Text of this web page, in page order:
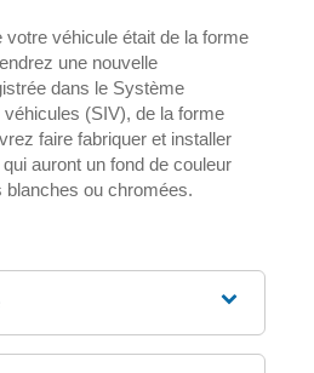
véhicule était de la forme
une nouvelle
dans le Système
(SIV), de la forme
faire fabriquer et installer
auront un fond de couleur
blanches ou chromées.